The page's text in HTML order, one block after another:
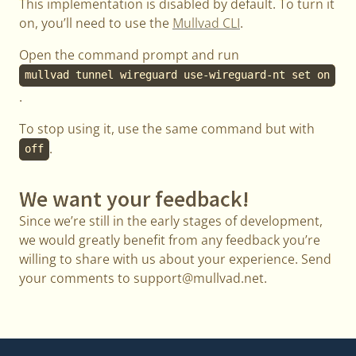
This implementation is disabled by default. To turn it
on, you’ll need to use the Mullvad CLI.
Open the command prompt and run
mullvad tunnel wireguard use-wireguard-nt set on
.
To stop using it, use the same command but with
off .
We want your feedback!
Since we’re still in the early stages of development,
we would greatly benefit from any feedback you’re
willing to share with us about your experience. Send
your comments to support@mullvad.net.